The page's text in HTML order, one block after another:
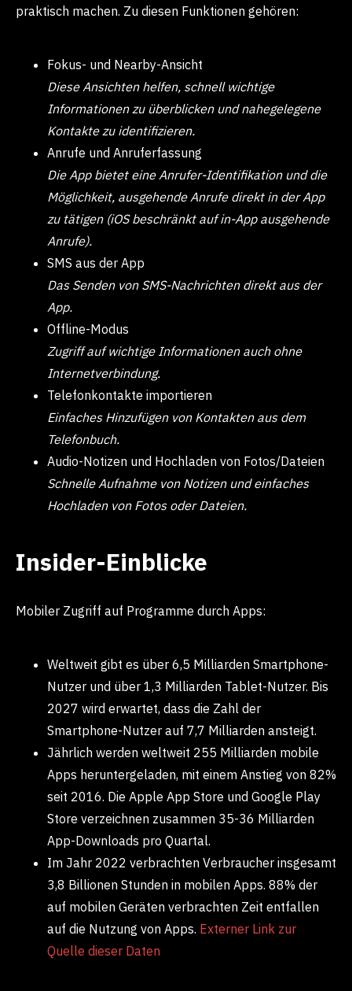
praktisch machen. Zu diesen Funktionen gehören:
Fokus- und Nearby-Ansicht
Diese Ansichten helfen, schnell wichtige
Informationen zu überblicken und nahegelegene
Kontakte zu identifizieren.
Anrufe und Anruferfassung
Die App bietet eine Anrufer-Identifikation und die
Möglichkeit, ausgehende Anrufe direkt in der App
zu tätigen (iOS beschränkt auf in-App ausgehende
Anrufe).
SMS aus der App
Das Senden von SMS-Nachrichten direkt aus der
App.
Offline-Modus
Zugriff auf wichtige Informationen auch ohne
Internetverbindung.
Telefonkontakte importieren
Einfaches Hinzufügen von Kontakten aus dem
Telefonbuch.
Audio-Notizen und Hochladen von Fotos/Dateien
Schnelle Aufnahme von Notizen und einfaches
Hochladen von Fotos oder Dateien.
Insider-Einblicke
Mobiler Zugriff auf Programme durch Apps:
Weltweit gibt es über 6,5 Milliarden Smartphone-
Nutzer und über 1,3 Milliarden Tablet-Nutzer. Bis
2027 wird erwartet, dass die Zahl der
Smartphone-Nutzer auf 7,7 Milliarden ansteigt.
Jährlich werden weltweit 255 Milliarden mobile
Apps heruntergeladen, mit einem Anstieg von 82%
seit 2016. Die Apple App Store und Google Play
Store verzeichnen zusammen 35-36 Milliarden
App-Downloads pro Quartal.
Im Jahr 2022 verbrachten Verbraucher insgesamt
3,8 Billionen Stunden in mobilen Apps. 88% der
auf mobilen Geräten verbrachten Zeit entfallen
auf die Nutzung von Apps. Externer Link zur
Quelle dieser Daten